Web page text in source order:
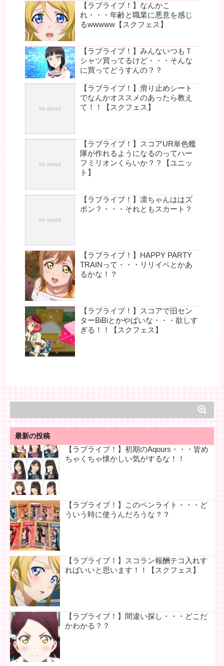
【ラブライブ！】なんかこ
れ・・・年齢と職業に悪意を感じ
るwwwww【スクフェス】
【ラブライブ！】みんないつもＴ
シャツ買ってるけど・・・そんな
に買ってどうすんの？？
【ラブライブ！】滑り止めシート
でなんかオススメのあったら教え
て！！【スクフェス】
【ラブライブ！】スコアUR単色艦
隊が作れるようになるのってハー
フミリオンくらいか？？【ユニッ
ト】
【ラブライブ！】凛ちゃんははズ
ボン？・・・それともスカート？
【ラブライブ！】HAPPY PARTY
TRAINって・・・リリイベとかあ
るかな！？
【ラブライブ！】スコアで旧セン
ターBiBiとかやばいな・・・欲しす
ぎる！！【スクフェス】
最新の投稿
【ラブライブ！】初期のAqours・・・皆め
ちゃくちゃ懐かしい気がするな！！
【ラブライブ！】このペンライト・・・ど
ういう時に使うんだろうな？？
【ラブライブ！】スコラン報酬テコ入れす
ればいいと思います！！【スクフェス】
【ラブライブ！】間違い探し・・・どこだ
かわかる？？